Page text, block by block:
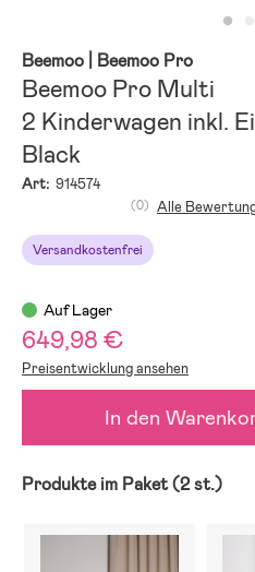
Beemoo | Beemoo Pro
Beemoo Pro Multi
2 Kinderwagen inkl.
Black
Art: 914574
Versandkostenfrei
(0) Alle
Auf Lager
649,98 €
Preisentwicklung ansehen
In den
Produkte im Paket (2 st.)